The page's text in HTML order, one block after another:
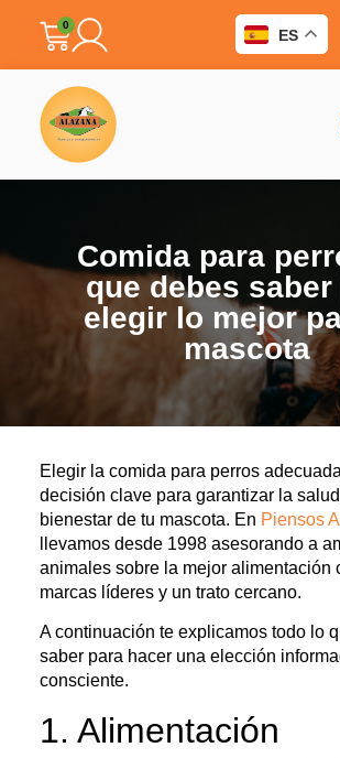
ES
0
Comida para
que debes saber
elegir lo mejor
mascota
Elegir la comida para perros
decisión clave para garantizar la
bienestar de tu mascota. En Piensos
llevamos desde 1998 asesorando a
animales sobre la mejor alimentación
marcas líderes y un trato cercano.
A continuación te explicamos todo lo
saber para hacer una elección
consciente.
1. Alimentación